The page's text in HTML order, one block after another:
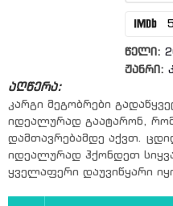
წელი:
ჟანრი:
აღწერა:
კარგი მეგობრები
იდეალურად გაატარონ,
დამთავრებამდე აქვთ.
იდეალურად ჰქონდეთ
ყველაფერი დაუვიწყარი